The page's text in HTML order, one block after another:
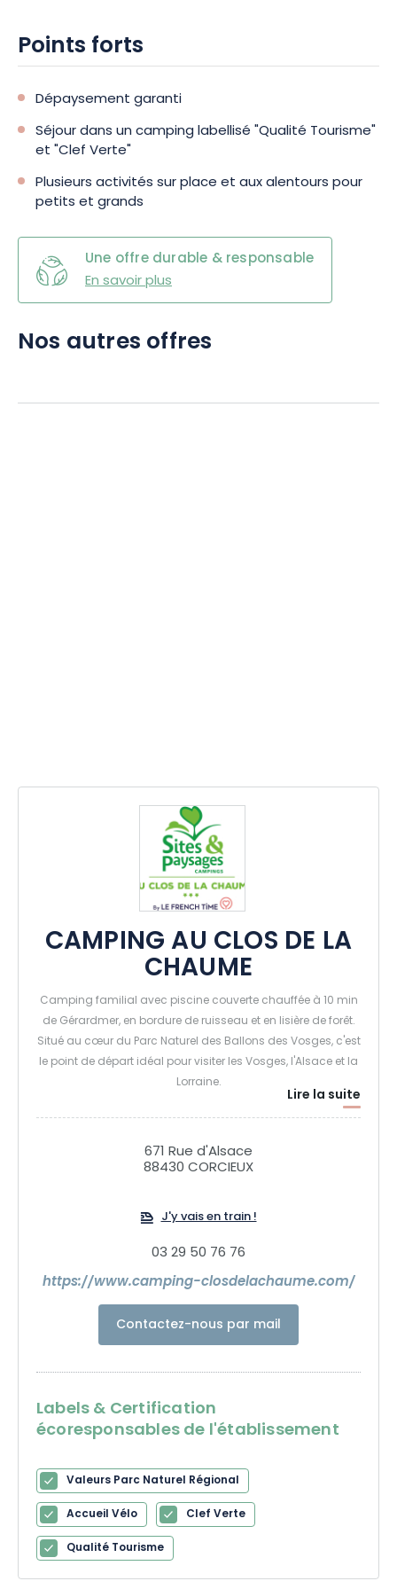
Points forts
Dépaysement garanti
Séjour dans un camping labellisé "Qualité Tourisme"
et "Clef Verte"
Plusieurs activités sur place et aux alentours pour
petits et grands
Une offre durable & responsable
En savoir plus
Nos autres offres
CAMPING AU CLOS DE LA
CHAUME
Camping familial avec piscine couverte chauffée à 10 min
de Gérardmer, en bordure de ruisseau et en lisière de forêt.
Situé au cœur du Parc Naturel des Ballons des Vosges, c'est
le point de départ idéal pour visiter les Vosges, l'Alsace et la
Lorraine.
Vous souhaitez vous reconnecter à la nature ? Profitez de
notre espace zen avec étang, hamacs, de notre ciel
étoilé...mais aussi de notre parcours pieds-nus. De
nombreuses randonnées sont possibles à partir du
Lire la suite
671 Rue d'Alsace
88430 CORCIEUX
J'y vais en train !
03 29 50 76 76
https://www.camping-closdelachaume.com/
Contactez-nous par mail
Labels & Certification
écoresponsables de l'établissement
Valeurs Parc Naturel Régional
Accueil Vélo
Clef Verte
Qualité Tourisme